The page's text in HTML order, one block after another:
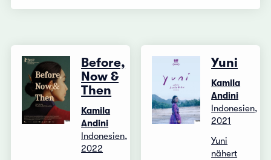
Before,
Now &
Then
Kamila
Andini
Indonesien,
2022
Yuni
Kamila
Andini
Indonesien,
2021
Yuni
nähert